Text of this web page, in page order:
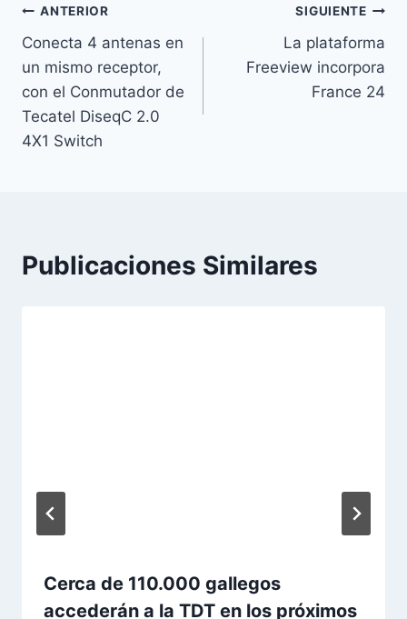
Navegación
de
entradas
ANTERIOR
Conecta 4 antenas en
un mismo receptor,
con el Conmutador de
Tecatel DiseqC 2.0
4X1 Switch
SIGUIENTE
La plataforma
Freeview incorpora
France 24
Publicaciones Similares
Cerca de 110.000 gallegos
accederán a la TDT en los próximos